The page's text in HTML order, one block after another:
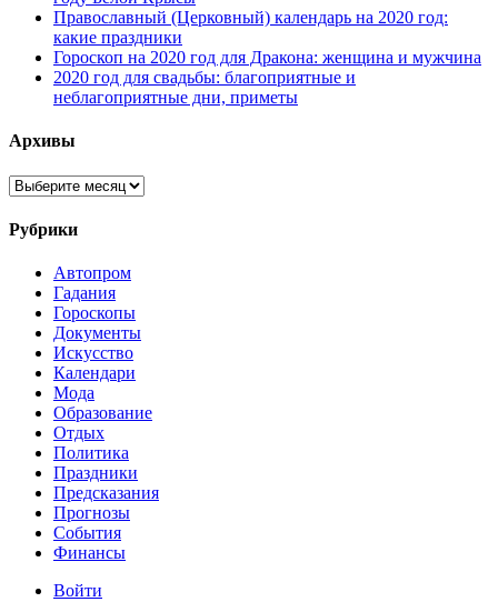
Православный (Церковный) календарь на 2020 год:
какие праздники
Гороскоп на 2020 год для Дракона: женщина и мужчина
2020 год для свадьбы: благоприятные и
неблагоприятные дни, приметы
Архивы
Архивы
Рубрики
Автопром
Гадания
Гороскопы
Документы
Искусство
Календари
Мода
Образование
Отдых
Политика
Праздники
Предсказания
Прогнозы
События
Финансы
Войти